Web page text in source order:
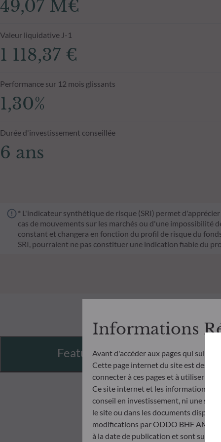
49,07 M€
Valeur liquidative J-1
1 118,37 €
Performance sur 12 mois glissants
1,30%
Durée d'investissement conseillée
6 ans
* L'indicateur synthétique de risque (SRI) permet
cas de mouvements sur les marchés ou d'une impossibilité
constant et changera en fonction du profil de risque du
SRI, pourraient ne pas constituer une indication fiable du
Features
Informations
Avant d'accéder aux pages qui
Cette page internet du site est
connecter à ces pages et à utiliser et
Ce site internet et les informations
conseil en investissement, ni une
le site ou dans les documents
modifications par ODDO BHF AM à
à la date de publication et sont